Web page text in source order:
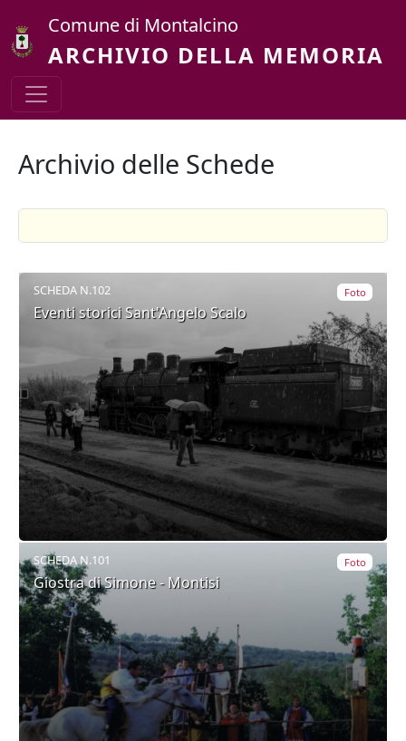
Comune di Montalcino
ARCHIVIO DELLA MEMORIA
Archivio delle Schede
SCHEDA N.102 Foto
Eventi storici Sant'Angelo Scalo
SCHEDA N.101 Foto
Giostra di Simone - Montisi